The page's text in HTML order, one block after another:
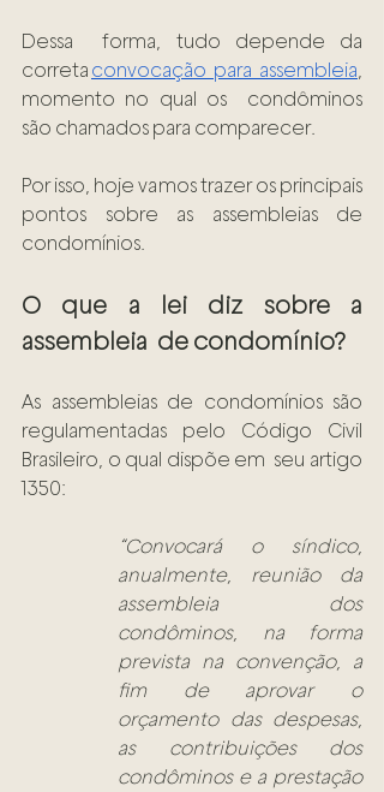
Dessa  forma, tudo depende da
correta convocação para assembleia,
momento no qual os  condôminos
são chamados para comparecer.
Por isso, hoje vamos trazer os principais
pontos sobre as assembleias de
condomínios.
O que a lei diz sobre a
assembleia  de condomínio?
As assembleias de condomínios são
regulamentadas pelo Código Civil
Brasileiro, o qual dispõe em  seu artigo
1350:
“Convocará o síndico,
anualmente, reunião da
assembleia dos
condôminos, na forma
prevista na convenção, a
fim de aprovar o
orçamento das despesas,
as contribuições dos
condôminos e a prestação